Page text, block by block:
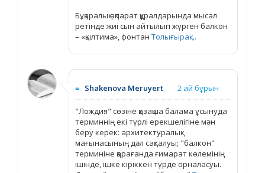
Бұқаралық ақпарат құралдарында мысал
ретінде жиі сын айтылып жүрген балкон
– «қылтима», фонтан Толығырақ ...
≡ Shakenova Meruyert 2 ай бұрын
"Лождия" сөзіне қазақша балама ұсынуда
терминнің екі түрлі ерекшелігіне мән
беру керек: архитектуралық
мағынасының дәл сақталуы; "балкон"
терминіне қарағанда ғимарат көлемінің
ішінде, ішке кіріккен түрде орналасуы.